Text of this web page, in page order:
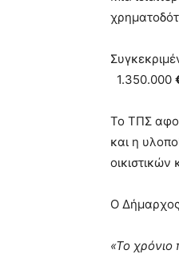
1.350.000
Το ΤΠΣ
και η
Ο
«Το χρόνιο